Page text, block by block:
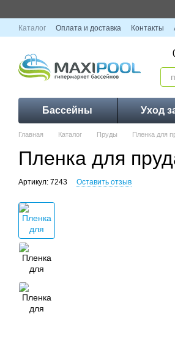
Каталог Оплата и доставка Контакты
Бассейны Уход
Главная Каталог Пруды Пленка для
Пленка для
Артикул: 7243 Оставить отзыв